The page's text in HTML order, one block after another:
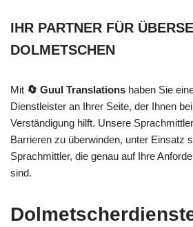
IHR PARTNER FÜR
DOLMETSCHEN
Mit 🔄 Guul Translations haben Sie
Dienstleister an Ihrer Seite, der Ihnen
Verständigung hilft. Unsere
Barrieren zu überwinden, unter Einsatz
Sprachmittler, die genau auf Ihre
sind.